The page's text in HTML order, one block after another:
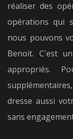
réaliser des
opérations qui
nous pouvons
Benoit. C'est
appropriés.
dresse aussi
sans